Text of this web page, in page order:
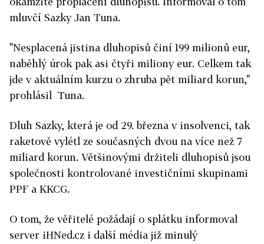
mluvčí Sazky Jan Tuna.
"Nesplacená jistina dluhopisů činí 199 milionů eur,
naběhlý úrok pak asi čtyři miliony eur. Celkem tak
jde v aktuálním kurzu o zhruba pět miliard korun,"
prohlásil Tuna.
Dluh Sazky, která je od 29. března v insolvenci, tak
raketově vylétl ze současných dvou na více než 7
miliard korun. Většinovými držiteli dluhopisů jsou
společnosti kontrolované investičními skupinami
PPF a KKCG.
O tom, že věřitelé požádají o splátku informoval
server iHNed.cz i další média již minulý